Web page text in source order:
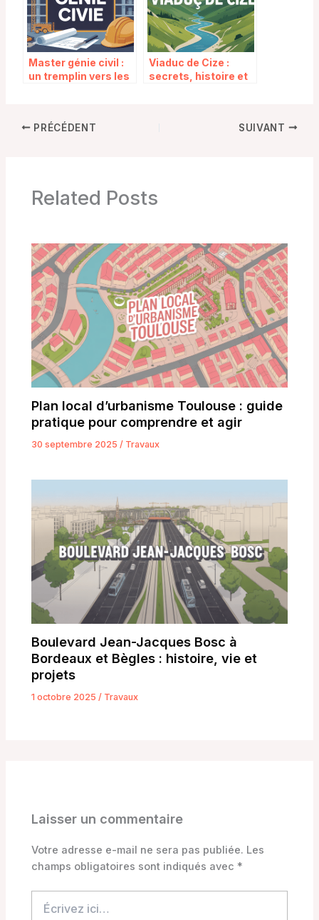
Master génie civil :
un tremplin vers les
Viaduc de Cize :
secrets, histoire et
PRÉCÉDENT SUIVANT
Related Posts
Plan local d’urbanisme Toulouse : guide
pratique pour comprendre et agir
30 septembre 2025/ Travaux
Boulevard Jean-Jacques Bosc à
Bordeaux et Bègles : histoire, vie et
projets
1 octobre 2025/ Travaux
Laisser un commentaire
Votre adresse e-mail ne sera pas publiée. Les
champs obligatoires sont indiqués avec *
ici…